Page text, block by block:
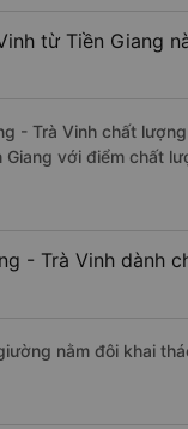
từ Tiền Giang
- Trà Vinh chất
Giang với điểm chất
- Trà Vinh dành
nằm đôi khai